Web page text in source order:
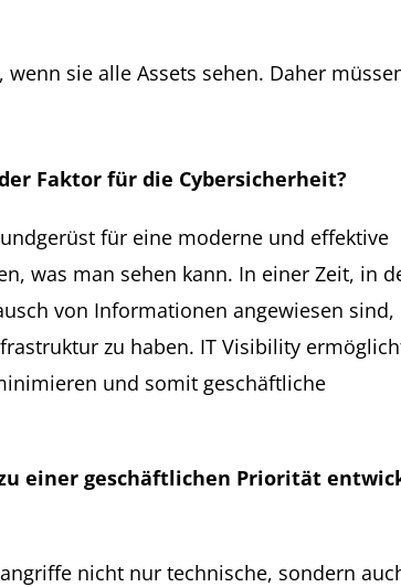
sie alle Assets sehen. Daher
Faktor für die Cybersicherheit?
für eine moderne und effektive
was man sehen kann. In einer Zeit, in
von Informationen angewiesen sind,
zu haben. IT Visibility
und somit geschäftliche
einer geschäftlichen Priorität
nicht nur technische, sondern